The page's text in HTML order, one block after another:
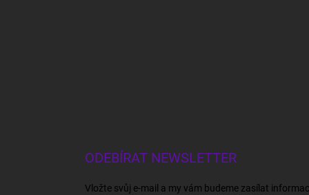
ODEBÍRAT NEWSLETTER
Vložte svůj e-mail a my vám budeme zasílat